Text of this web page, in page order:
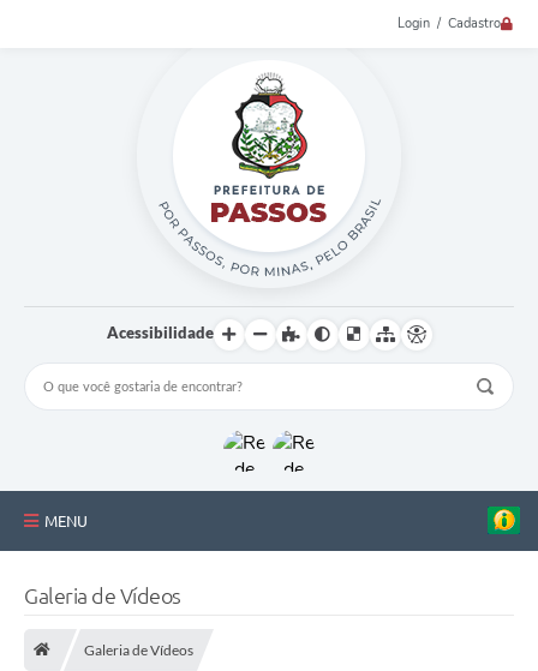
Login / Cadastro
Acessibilidade
MENU
Galeria de Vídeos
Galeria de Vídeos